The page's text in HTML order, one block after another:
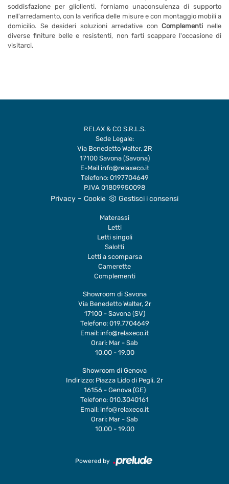
soddisfazione per gliclienti, forniamo unaconsulenza di supporto
nell'arredamento, con la verifica delle misure e con montaggio mobili a
domicilio. Se desideri soluzioni arredative conComplementi nelle
diverse finiture belle e resistenti, non farti scappare l'occasione di
visitarci.
RELAX & CO S.R.L.S.
Sede Legale:
Via Benedetto Walter, 2R
17100 Savona (Savona)
E-Mail info@relaxeco.it
Telefono: 0197704649
P.IVA 01809950098
Privacy - Cookie Gestisci i consensi
Materassi
Letti
Letti singoli
Salotti
Letti a scomparsa
Camerette
Complementi
Showroom di Savona
Via Benedetto Walter, 2r
17100 - Savona (SV)
Telefono: 019.7704649
Email: info@relaxeco.it
Orari: Mar - Sab
10.00 - 19.00
Showroom di Genova
Indirizzo: Piazza Lido di Pegli, 2r
16156 - Genova (GE)
Telefono: 010.3040161
Email: info@relaxeco.it
Orari: Mar - Sab
10.00 - 19.00
Powered by